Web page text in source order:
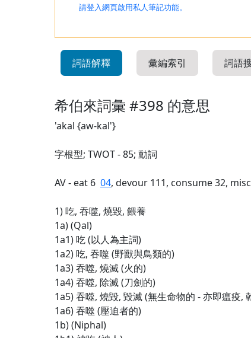
請登入網頁啟用私人筆記功能。
詞語解釋 彙編索引 詞語
希伯來詞彙 #398 的意思
'akal {aw-kal'}
字根型; TWOT - 85; 動詞
AV - eat 6 04, devour 111, consume 32,
1) 吃, 吞噬, 燒毀, 餵養
1a) (Qal)
1a1) 吃 (以人為主詞)
1a2) 吃, 吞噬 (野獸與鳥類的)
1a3) 吞噬, 燒滅 (火的)
1a4) 吞噬, 除滅 (刀劍的)
1a5) 吞噬, 燒毀, 毀滅 (無生命物的 - 亦即瘟疫,
1a6) 吞噬 (壓迫者的)
1b) (Niphal)